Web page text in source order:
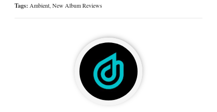
Tags: Ambient,New Album Reviews